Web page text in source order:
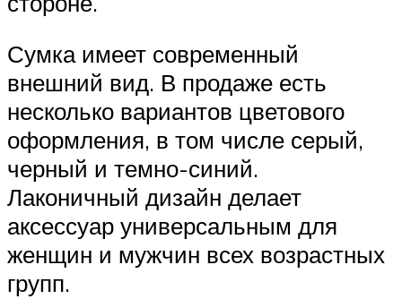
Сумка имеет современный
внешний вид. В продаже есть
несколько вариантов цветового
оформления, в том числе серый,
черный и темно-синий.
Лаконичный дизайн делает
аксессуар универсальным для
женщин и мужчин всех возрастных
групп.